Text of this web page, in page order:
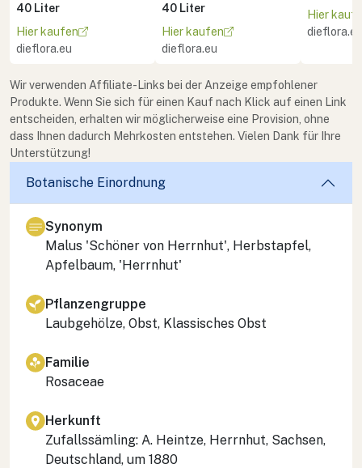
40 Liter
Hier kaufen
dieflora.eu
40 Liter
Hier kaufen
dieflora.eu
Hier
dieflora.eu
Wir verwenden Affiliate-Links bei der Anzeige empfohlener
Produkte. Wenn Sie sich für einen Kauf nach Klick auf einen Link
entscheiden, erhalten wir möglicherweise eine Provision, ohne
dass Ihnen dadurch Mehrkosten entstehen. Vielen Dank für Ihre
Unterstützung!
Botanische Einordnung
Synonym
Malus 'Schöner von Herrnhut', Herbstapfel,
Apfelbaum, 'Herrnhut'
Pflanzengruppe
Laubgehölze, Obst, Klassisches Obst
Familie
Rosaceae
Herkunft
Zufallssämling: A. Heintze, Herrnhut, Sachsen,
Deutschland, um 1880